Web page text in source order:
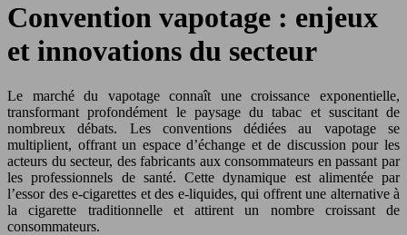
Convention vapotage : enjeux
et innovations du secteur
Le marché du vapotage connaît une croissance exponentielle,
transformant profondément le paysage du tabac et suscitant de
nombreux débats. Les conventions dédiées au vapotage se
multiplient, offrant un espace d’échange et de discussion pour les
acteurs du secteur, des fabricants aux consommateurs en passant par
les professionnels de santé. Cette dynamique est alimentée par
l’essor des e-cigarettes et des e-liquides, qui offrent une alternative à
la cigarette traditionnelle et attirent un nombre croissant de
consommateurs.